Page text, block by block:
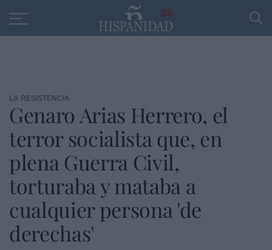
30
LA RESISTENCIA
Genaro Arias Herrero, el
terror socialista que, en
plena Guerra Civil,
torturaba y mataba a
cualquier persona 'de
derechas'